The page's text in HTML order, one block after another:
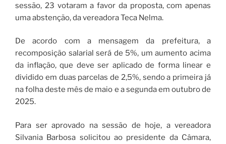
sessão, 23 votaram a favor da proposta, com apenas
uma abstenção, da vereadora Teca Nelma.
De acordo com a mensagem da prefeitura, a
recomposição salarial será de 5%, um aumento acima
da inflação, que deve ser aplicado de forma linear e
dividido em duas parcelas de 2,5%, sendo a primeira já
na folha deste mês de maio e a segunda em outubro de
2025.
Para ser aprovado na sessão de hoje, a vereadora
Silvania Barbosa solicitou ao presidente da Câmara,